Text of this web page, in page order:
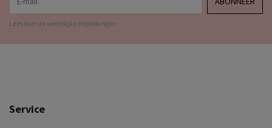
Lees hier de wettelijke beperkingen
Service